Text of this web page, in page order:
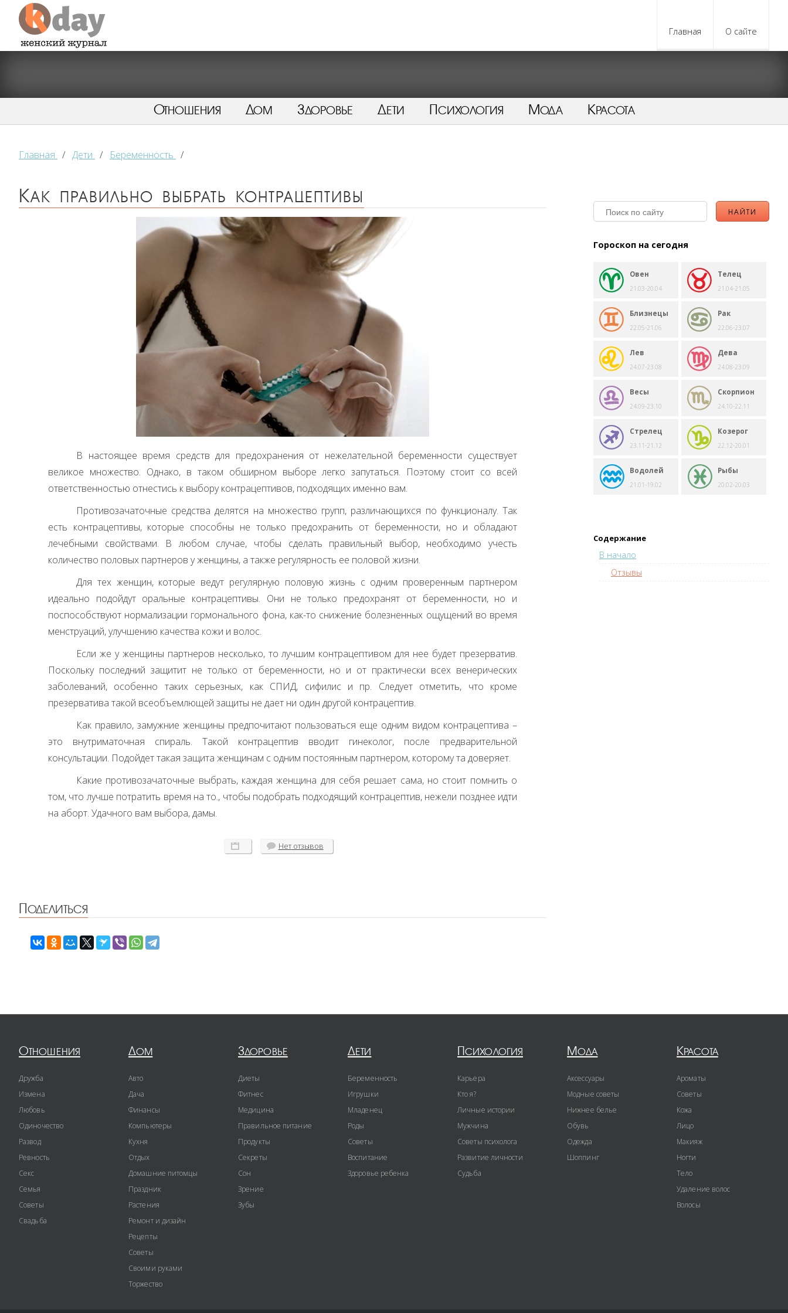
Главная О сайте
Отношения Дом Здоровье Дети Психология Мода Красота
Главная / Дети / Беременность /
Как правильно выбрать контрацептивы
В настоящее время средств для предохранения от нежелательной беременности существует
великое множество. Однако, в таком обширном выборе легко запутаться. Поэтому стоит со всей
ответственностью отнестись к выбору контрацептивов, подходящих именно вам.
Противозачаточные средства делятся на множество групп, различающихся по функционалу. Так
есть контрацептивы, которые способны не только предохранить от беременности, но и обладают
лечебными свойствами. В любом случае, чтобы сделать правильный выбор, необходимо учесть
количество половых партнеров у женщины, а также регулярность ее половой жизни.
Для тех женщин, которые ведут регулярную половую жизнь с одним проверенным партнером
идеально подойдут оральные контрацептивы. Они не только предохранят от беременности, но и
поспособствуют нормализации гормонального фона, как-то снижение болезненных ощущений во время
менструаций, улучшению качества кожи и волос.
Если же у женщины партнеров несколько, то лучшим контрацептивом для нее будет презерватив.
Поскольку последний защитит не только от беременности, но и от практически всех венерических
заболеваний, особенно таких серьезных, как СПИД, сифилис и пр. Следует отметить, что кроме
презерватива такой всеобъемлющей защиты не дает ни один другой контрацептив.
Как правило, замужние женщины предпочитают пользоваться еще одним видом контрацептива –
это внутриматочная спираль. Такой контрацептив вводит гинеколог, после предварительной
консультации. Подойдет такая защита женщинам с одним постоянным партнером, которому та доверяет.
Какие противозачаточные выбрать, каждая женщина для себя решает сама, но стоит помнить о
том, что лучше потратить время на то., чтобы подобрать подходящий контрацептив, нежели позднее идти
на аборт. Удачного вам выбора, дамы.
Нетотзывов
Поделиться
Гороскоп на сегодня
Овен
21.03-20.04
Телец
21.04-21.05
Близнецы
22.05-21.06
Рак
22.06-23.07
Лев
24.07-23.08
Дева
24.08-23.09
Весы
24.09-23.10
Скорпион
24.10-22.11
Стрелец
23.11-21.12
Козерог
22.12-20.01
Водолей
21.01-19.02
Рыбы
20.02-20.03
Содержание
В начало
Отзывы
Отношения
Дружба
Измена
Любовь
Одиночество
Развод
Ревность
Секс
Семья
Советы
Свадьба
Дом
Авто
Дача
Финансы
Компьютеры
Кухня
Отдых
Домашние питомцы
Праздник
Растения
Ремонт и дизайн
Рецепты
Советы
Своими руками
Торжество
Здоровье
Диеты
Фитнес
Медицина
Правильное питание
Продукты
Секреты
Сон
Зрение
Зубы
Дети
Беременность
Игрушки
Младенец
Роды
Советы
Воспитание
Здоровье ребенка
Психология
Карьера
Кто я?
Личные истории
Мужчина
Советы психолога
Развитие личности
Судьба
Мода
Аксессуары
Модные советы
Нижнее белье
Обувь
Одежда
Шоппинг
Красота
Ароматы
Советы
Кожа
Лицо
Макияж
Ногти
Тело
Удаление волос
Волосы